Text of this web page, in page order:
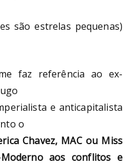
são estrelas pequenas)
faz referência ao ex-
e anticapitalista
o
Chavez, MAC ou Miss
aos conflitos e